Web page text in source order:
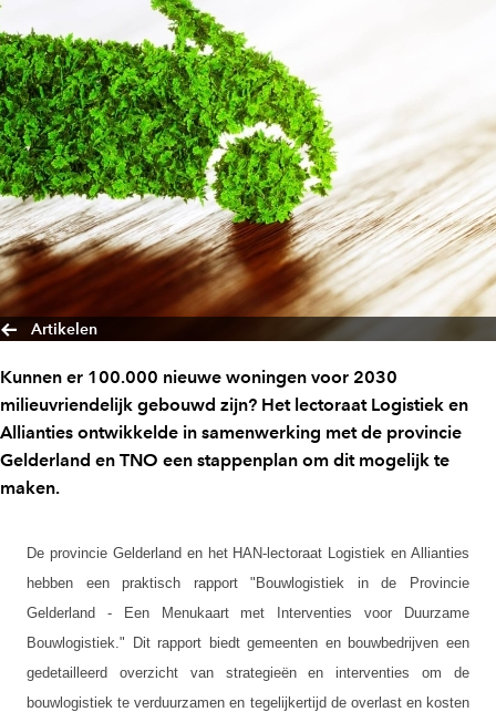
Artikelen
Kunnen er 100.000 nieuwe woningen voor 2030
milieuvriendelijk gebouwd zijn? Het lectoraat Logistiek en
Allianties ontwikkelde in samenwerking met de provincie
Gelderland en TNO een stappenplan om dit mogelijk te
maken.
De provincie Gelderland en het HAN-lectoraat Logistiek en Allianties
hebben een praktisch rapport "Bouwlogistiek in de Provincie
Gelderland - Een Menukaart met Interventies voor Duurzame
Bouwlogistiek." Dit rapport biedt gemeenten en bouwbedrijven een
gedetailleerd overzicht van strategieën en interventies om de
bouwlogistiek te verduurzamen en tegelijkertijd de overlast en kosten